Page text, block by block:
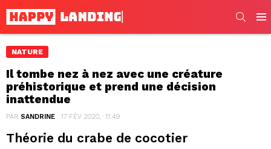
NATURE
Il tombe nez à nez avec une créature
préhistorique et prend une décision
inattendue
PAR SANDRINE 17 FÉV 2020, · 11:49
Théorie du crabe de cocotier